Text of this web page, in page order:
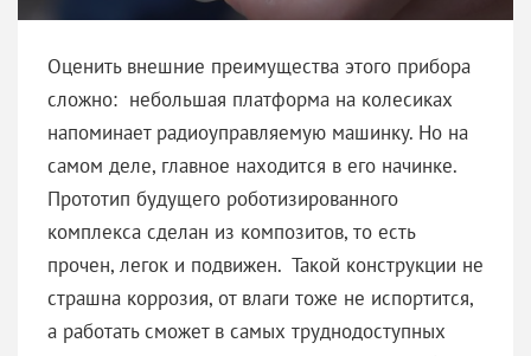
Оценить внешние преимущества этого прибора
сложно: небольшая платформа на колесиках
напоминает радиоуправляемую машинку. Но на
самом деле, главное находится в его начинке.
Прототип будущего роботизированного
комплекса сделан из композитов, то есть
прочен, легок и подвижен. Такой конструкции не
страшна коррозия, от влаги тоже не испортится,
а работать сможет в самых труднодоступных